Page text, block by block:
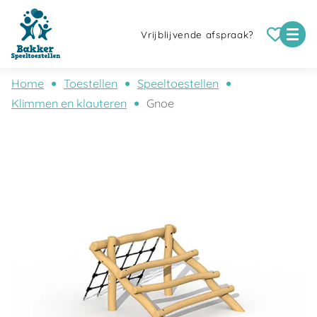
Vrijblijvende afspraak?
Home Toestellen
Speeltoestellen
Klimmen en klauteren
Gnoe